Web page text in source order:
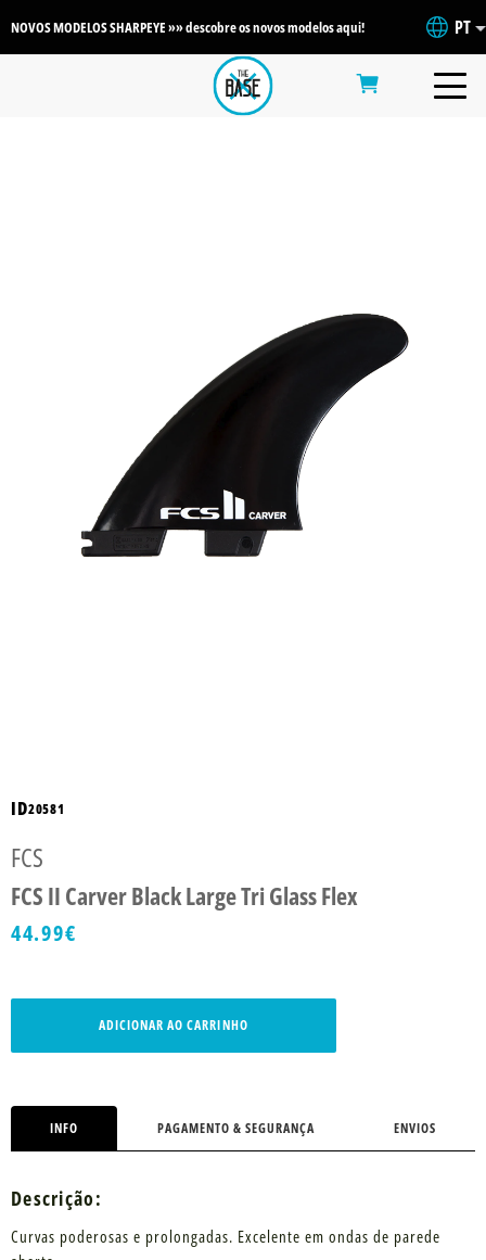
NOVOS MODELOS SHARPEYE »» descobre os novos modelos aqui! PT
ID20581
FCS
FCS II Carver Black Large Tri Glass Flex
44.99€
ADICIONAR AO CARRINHO
INFO PAGAMENTO & SEGURANÇA ENVIOS
Descrição:
Curvas poderosas e prolongadas. Excelente em ondas de parede